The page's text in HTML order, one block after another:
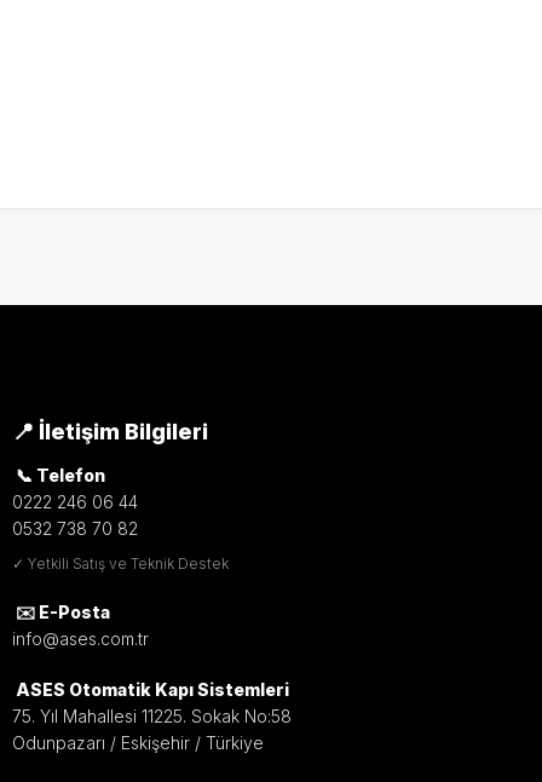
📍 İletişim Bilgileri
📞 Telefon
0222 246 06 44
0532 738 70 82
✓ Yetkili Satış ve Teknik Destek
✉️ E-Posta
info@ases.com.tr
ASES Otomatik Kapı Sistemleri
75. Yıl Mahallesi 11225. Sokak No:58
Odunpazarı / Eskişehir / Türkiye